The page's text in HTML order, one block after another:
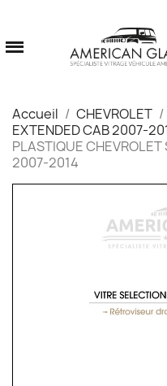
Accueil CHEVROLET
EXTENDED CAB 2007-
PLASTIQUE
2007-2014